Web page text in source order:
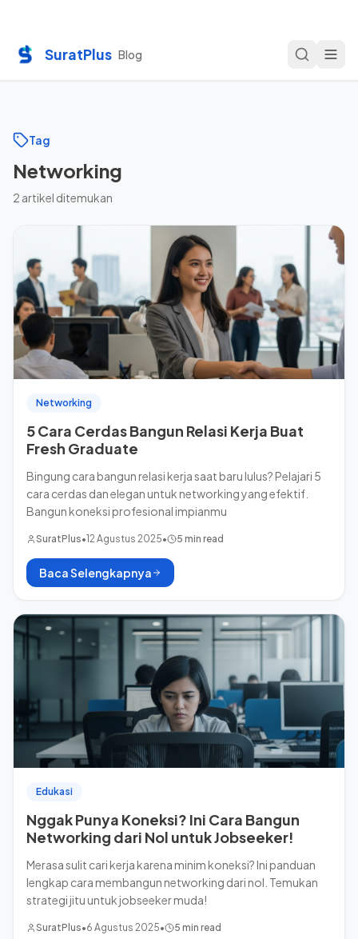
SuratPlus Blog
Tag
Networking
2 artikel ditemukan
Networking
5 Cara Cerdas Bangun Relasi Kerja Buat
Fresh Graduate
Bingung cara bangun relasi kerja saat baru lulus? Pelajari 5
cara cerdas dan elegan untuk networking yang efektif.
Bangun koneksi profesional impianmu
SuratPlus•12 Agustus 2025• 5 min read
Baca Selengkapnya
Edukasi
Nggak Punya Koneksi? Ini Cara Bangun
Networking dari Nol untuk Jobseeker!
Merasa sulit cari kerja karena minim koneksi? Ini panduan
lengkap cara membangun networking dari nol. Temukan
strategi jitu untuk jobseeker muda!
SuratPlus•6 Agustus 2025• 5 min read